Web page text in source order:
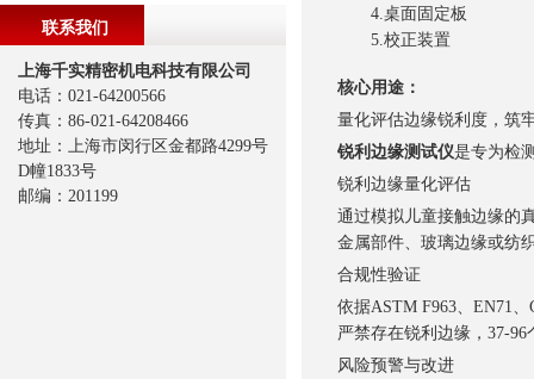
4.桌面固定板
5.校正装置
核心用途：
量化评估边缘锐利度，筑
锐利边缘测试仪是专为检
锐利边缘量化评估
通过模拟儿童接触边缘的
金属部件、玻璃边缘或纺
合规性验证
依据ASTM F963、EN71
严禁存在锐利边缘，37-
风险预警与改进
联系我们
上海千实精密机电科技有限公司
电话：021-64200566
传真：86-021-64208466
地址：上海市闵行区金都路4299号
D幢1833号
邮编：201199